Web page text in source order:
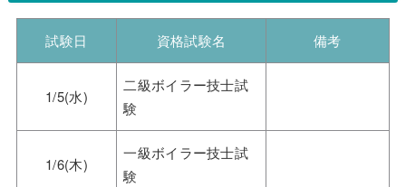
試験日 資格試験名 備考
1/5(水)
二級ボイラー技士試
験
1/6(木)
一級ボイラー技士試
験